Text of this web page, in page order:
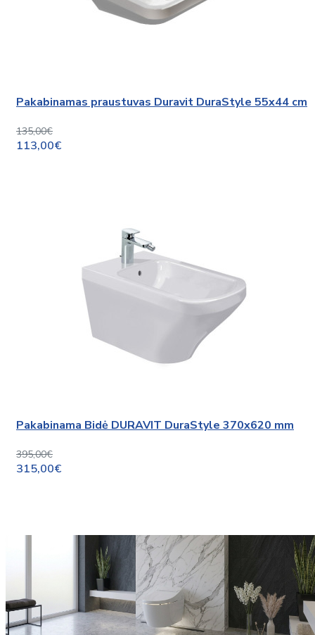
Pakabinamas praustuvas Duravit DuraStyle 55x44 cm
135,00€
113,00€
Pakabinama Bidė DURAVIT DuraStyle 370x620 mm
395,00€
315,00€